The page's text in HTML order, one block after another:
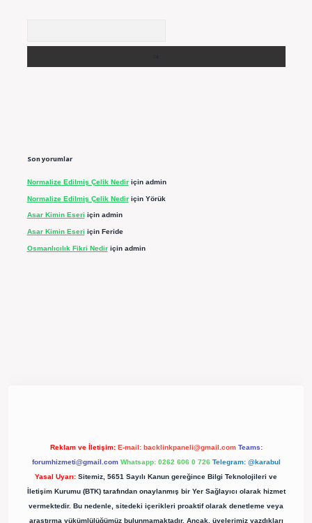
Son yorumlar
Normalize Edilmiş Çelik Nediriçin admin
Normalize Edilmiş Çelik Nediriçin Yörük
Asar Kimin Eseri için admin
Asar Kimin Eseri için Feride
Osmanlıcılık Fikri Nediriçin admin
Reklam ve İletişim: E-mail: backlinkpaneli@gmail.com Teams:
forumhizmeti@gmail.com Whatsapp: 0262 606 0 726 Telegram: @karabul
Yasal Uyarı: Sitemiz, 5651 Sayılı Kanun gereğince Bilgi Teknolojileri ve
İletişim Kurumu (BTK) tarafından onaylanmış bir Yer Sağlayıcı olarak hizmet
vermektedir. Bu nedenle, sitedeki içerikleri proaktif olarak denetleme veya
araştırma yükümlülüğümüz bulunmamaktadır. Ancak, üyelerimiz yazdıkları